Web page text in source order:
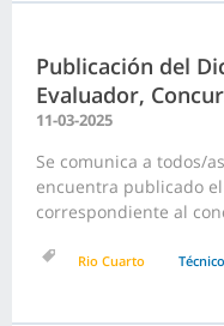
Publicación del
Evaluador,
11-03-2025
Se comunica a todos/
encuentra publicado
correspondiente al
Rio Cuarto